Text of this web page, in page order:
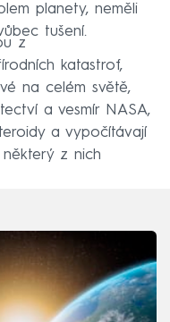
planety, neměli
tušení.
z
katastrof,
na celém světě,
a vesmír NASA,
a vypočítávají
z nich